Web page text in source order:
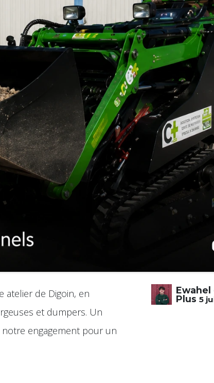
atelier de Digoin, en
et dumpers. Un
engagement pour un
Ewahel
Plus 5